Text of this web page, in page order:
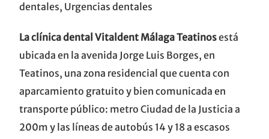
dentales, Urgencias dentales
La clínica dental Vitaldent Málaga Teatinosestá
ubicada en la avenida Jorge Luis Borges, en
Teatinos, una zona residencial que cuenta con
aparcamiento gratuito y bien comunicada en
transporte público: metro Ciudad de la Justicia a
200m y las líneas de autobús 14 y 18 a escasos